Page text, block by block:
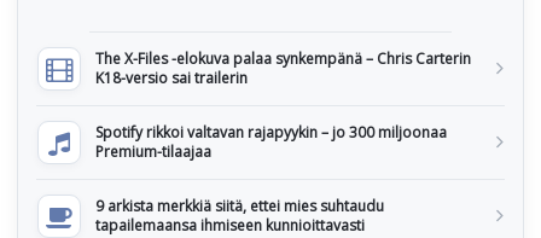
The X-Files -elokuva palaa synkempänä – Chris Carterin
K18-versio sai trailerin
Spotify rikkoi valtavan rajapyykin – jo 300 miljoonaa
Premium-tilaajaa
9 arkista merkkiä siitä, ettei mies suhtaudu
tapailemaansa ihmiseen kunnioittavasti